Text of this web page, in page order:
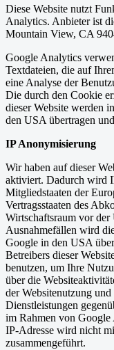
Diese Website nutzt
Analytics. Anbieter ist
Mountain View, CA
Google Analytics
Textdateien, die auf
eine Analyse der
Die durch den Cookie
dieser Website werden
den USA übertragen
IP Anonymisierung
Wir haben auf dieser
aktiviert. Dadurch wird
Mitgliedstaaten der
Vertragsstaaten des
Wirtschaftsraum vor
Ausnahmefällen wird
Google in den USA
Betreibers dieser
benutzen, um Ihre
über die
der Websitenutzung
Dienstleistungen
im Rahmen von
IP-Adresse wird nicht
zusammengeführt.